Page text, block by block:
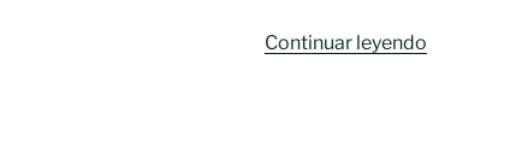
Continuar leyendo